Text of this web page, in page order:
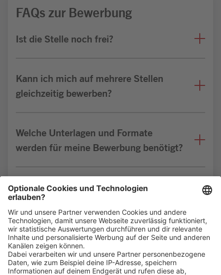
FAQs zur Bewerbung
Ist die Stelle noch frei?
Kann ich mich auf mehrere Stellen
gleichzeitig bewerben?
Welche Unterlagen und Formate
werden für meine Bewerbung benötigt?
Bin ich für die Stelle geeignet?